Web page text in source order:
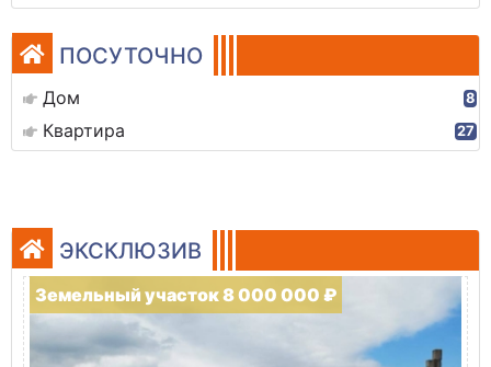
ПОСУТОЧНО
Дом 8
Квартира 27
ЭКСКЛЮЗИВ
Земельный участок 8 000 000 ₽